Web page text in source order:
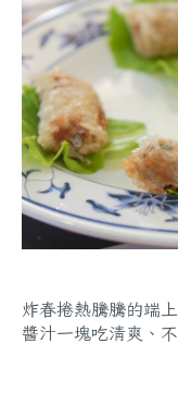
炸春捲熱騰騰的端
醬汁一塊吃清爽、不